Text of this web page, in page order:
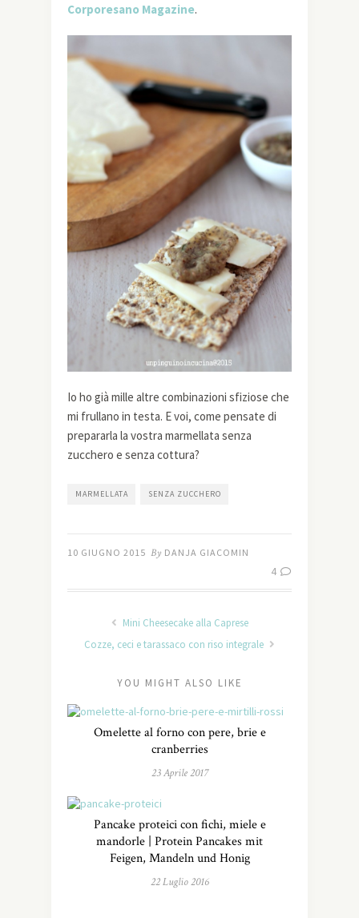
Corporesano Magazine.
Io ho già mille altre combinazioni sfiziose che
mi frullano in testa. E voi, come pensate di
prepararla la vostra marmellata senza
zucchero e senza cottura?
MARMELLATA SENZA ZUCCHERO
10 GIUGNO 2015 By DANJA GIACOMIN
4
Mini Cheesecake alla Caprese
Cozze, ceci e tarassaco con riso integrale
YOU MIGHT ALSO LIKE
Omelette al forno con pere, brie e
cranberries
23 Aprile 2017
Pancake proteici con fichi, miele e
mandorle | Protein Pancakes mit
Feigen, Mandeln und Honig
22 Luglio 2016